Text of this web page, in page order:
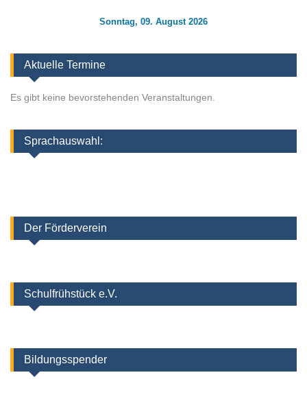
Sonntag, 09. August 2026
Aktuelle Termine
Es gibt keine bevorstehenden Veranstaltungen.
Sprachauswahl:
Der Förderverein
Schulfrühstück e.V.
Bildungsspender